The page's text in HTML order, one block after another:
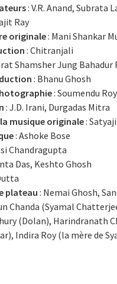
: V.R. Anand, Subrata
Ray
originale: Mani Shankar
: Chitranjali
Shamsher Jung Bahadur
: Bhanu Ghosh
: Soumendu Roy
: J.D. Irani, Durgadas Mitra
musique originale:
: Ashoke Bose
Chandragupta
Das, Keshto Ghosh
plateau : Nemai Ghosh,
Chanda (Syamal
(Dolan), Harindranath
Indira Roy (la mère de